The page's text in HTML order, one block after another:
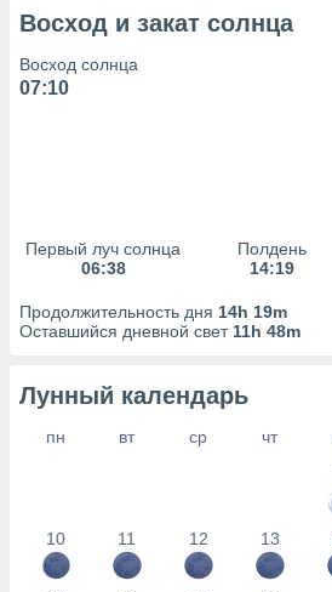
Восход и закат солнца
Восход солнца
07:10
Первый луч солнца
06:38
Полдень
14:19
Продолжительность дня 14h 19m
Оставшийся дневной свет 11h 48m
Лунный календарь
пн вт ср чт
10 11 12 13